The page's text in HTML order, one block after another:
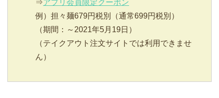
⇒アプリ会員限定クーポン
例）担々麺679円税別（通常699円税別）
（期間：～2021年5月19日）
（テイクアウト注文サイトでは利用できませ
ん）